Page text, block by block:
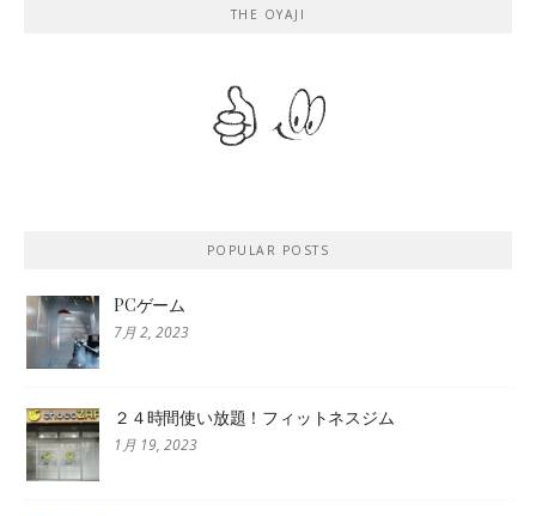
THE OYAJI
POPULAR POSTS
PCゲーム
7月 2, 2023
２４時間使い放題！フィットネスジム
1月 19, 2023